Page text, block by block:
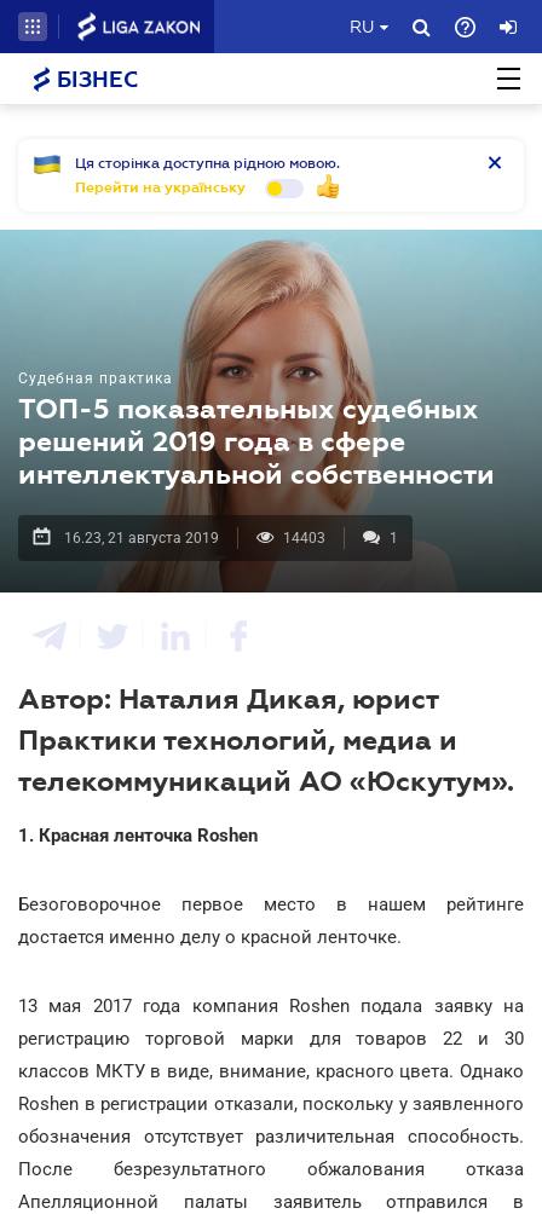
RU
БІЗНЕС
Ця сторінка доступна рідною мовою.
Перейти на українську
Судебная практика
ТОП-5 показательных судебных
решений 2019 года в сфере
интеллектуальной собственности
16.23, 21 августа 2019 14403 1
Автор: Наталия Дикая, юрист
Практики технологий, медиа и
телекоммуникаций АО «Юскутум».
1. Красная ленточка Roshen
Безоговорочное первое место в нашем рейтинге
достается именно делу о красной ленточке.
13 мая 2017 года компания Roshen подала заявку на
регистрацию торговой марки для товаров 22 и 30
классов МКТУ в виде, внимание, красного цвета. Однако
Roshen в регистрации отказали, поскольку у заявленного
обозначения отсутствует различительная способность.
После безрезультатного обжалования отказа
Апелляционной палаты заявитель отправился в